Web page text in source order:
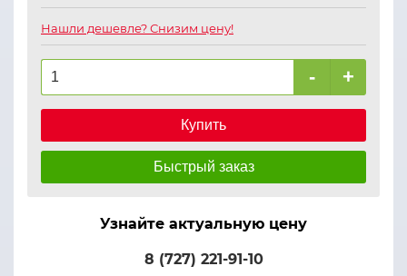
Нашли дешевле? Снизим цену!
- +
Купить
Быстрый заказ
Узнайте актуальную цену
8 (727) 221-91-10